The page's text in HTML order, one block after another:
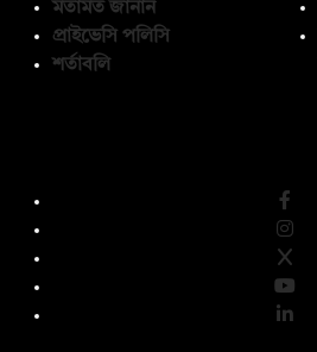
মতামত জানান
প্রাইভেসি পলিসি
শর্তাবলি